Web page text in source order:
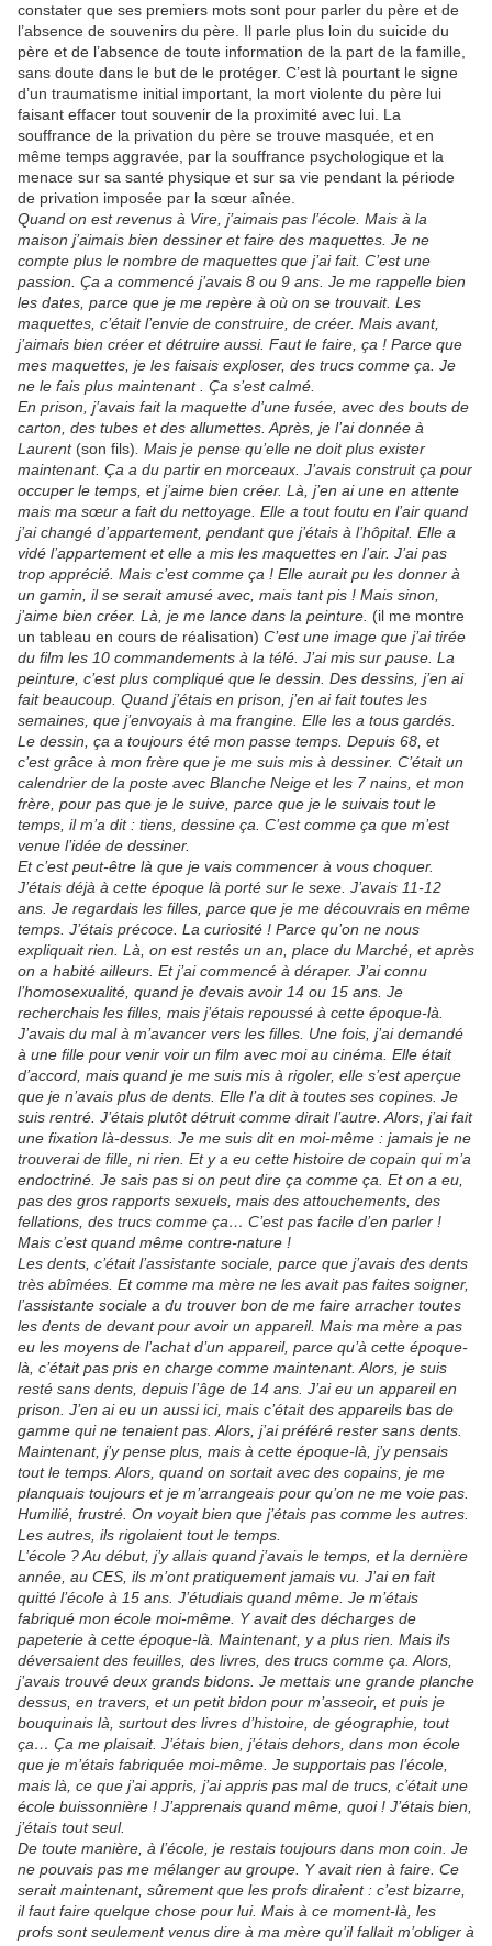
constater que ses premiers mots sont pour parler du père et de
l’absence de souvenirs du père. Il parle plus loin du suicide du
père et de l’absence de toute information de la part de la famille,
sans doute dans le but de le protéger. C’est là pourtant le signe
d’un traumatisme initial important, la mort violente du père lui
faisant effacer tout souvenir de la proximité avec lui. La
souffrance de la privation du père se trouve masquée, et en
même temps aggravée, par la souffrance psychologique et la
menace sur sa santé physique et sur sa vie pendant la période
de privation imposée par la sœur aînée.
Quand on est revenus à Vire, j’aimais pas l’école. Mais à la
maison j’aimais bien dessiner et faire des maquettes. Je ne
compte plus le nombre de maquettes que j’ai fait. C’est une
passion. Ça a commencé j’avais 8 ou 9 ans. Je me rappelle bien
les dates, parce que je me repère à où on se trouvait. Les
maquettes, c’était l’envie de construire, de créer. Mais avant,
j’aimais bien créer et détruire aussi. Faut le faire, ça ! Parce que
mes maquettes, je les faisais exploser, des trucs comme ça. Je
ne le fais plus maintenant . Ça s’est calmé.
En prison, j’avais fait la maquette d’une fusée, avec des bouts de
carton, des tubes et des allumettes. Après, je l’ai donnée à
Laurent (son fils) . Mais je pense qu’elle ne doit plus exister
maintenant. Ça a du partir en morceaux. J’avais construit ça pour
occuper le temps, et j’aime bien créer. Là, j’en ai une en attente
mais ma sœur a fait du nettoyage. Elle a tout foutu en l’air quand
j’ai changé d’appartement, pendant que j’étais à l’hôpital. Elle a
vidé l’appartement et elle a mis les maquettes en l’air. J’ai pas
trop apprécié. Mais c’est comme ça ! Elle aurait pu les donner à
un gamin, il se serait amusé avec, mais tant pis ! Mais sinon,
j’aime bien créer. Là, je me lance dans la peinture. (il me montre
un tableau en cours de réalisation) C’est une image que j’ai tirée
du film les 10 commandements à la télé. J’ai mis sur pause. La
peinture, c’est plus compliqué que le dessin. Des dessins, j’en ai
fait beaucoup. Quand j’étais en prison, j’en ai fait toutes les
semaines, que j’envoyais à ma frangine. Elle les a tous gardés.
Le dessin, ça a toujours été mon passe temps. Depuis 68, et
c’est grâce à mon frère que je me suis mis à dessiner. C’était un
calendrier de la poste avec Blanche Neige et les 7 nains, et mon
frère, pour pas que je le suive, parce que je le suivais tout le
temps, il m’a dit : tiens, dessine ça. C’est comme ça que m’est
venue l’idée de dessiner.
Et c’est peut-être là que je vais commencer à vous choquer.
J’étais déjà à cette époque là porté sur le sexe. J’avais 11-12
ans. Je regardais les filles, parce que je me découvrais en même
temps. J’étais précoce. La curiosité ! Parce qu’on ne nous
expliquait rien. Là, on est restés un an, place du Marché, et après
on a habité ailleurs. Et j’ai commencé à déraper. J’ai connu
l’homosexualité, quand je devais avoir 14 ou 15 ans. Je
recherchais les filles, mais j’étais repoussé à cette époque-là.
J’avais du mal à m’avancer vers les filles. Une fois, j’ai demandé
à une fille pour venir voir un film avec moi au cinéma. Elle était
d’accord, mais quand je me suis mis à rigoler, elle s’est aperçue
que je n’avais plus de dents. Elle l’a dit à toutes ses copines. Je
suis rentré. J’étais plutôt détruit comme dirait l’autre. Alors, j’ai fait
une fixation là-dessus. Je me suis dit en moi-même : jamais je ne
trouverai de fille, ni rien. Et y a eu cette histoire de copain qui m’a
endoctriné. Je sais pas si on peut dire ça comme ça. Et on a eu,
pas des gros rapports sexuels, mais des attouchements, des
fellations, des trucs comme ça… C’est pas facile d’en parler !
Mais c’est quand même contre-nature !
Les dents, c’était l’assistante sociale, parce que j’avais des dents
très abîmées. Et comme ma mère ne les avait pas faites soigner,
l’assistante sociale a du trouver bon de me faire arracher toutes
les dents de devant pour avoir un appareil. Mais ma mère a pas
eu les moyens de l’achat d’un appareil, parce qu’à cette époque-
là, c’était pas pris en charge comme maintenant. Alors, je suis
resté sans dents, depuis l’âge de 14 ans. J’ai eu un appareil en
prison. J’en ai eu un aussi ici, mais c’était des appareils bas de
gamme qui ne tenaient pas. Alors, j’ai préféré rester sans dents.
Maintenant, j’y pense plus, mais à cette époque-là, j’y pensais
tout le temps. Alors, quand on sortait avec des copains, je me
planquais toujours et je m’arrangeais pour qu’on ne me voie pas.
Humilié, frustré. On voyait bien que j’étais pas comme les autres.
Les autres, ils rigolaient tout le temps.
L’école ? Au début, j’y allais quand j’avais le temps, et la dernière
année, au CES, ils m’ont pratiquement jamais vu. J’ai en fait
quitté l’école à 15 ans. J’étudiais quand même. Je m’étais
fabriqué mon école moi-même. Y avait des décharges de
papeterie à cette époque-là. Maintenant, y a plus rien. Mais ils
déversaient des feuilles, des livres, des trucs comme ça. Alors,
j’avais trouvé deux grands bidons. Je mettais une grande planche
dessus, en travers, et un petit bidon pour m’asseoir, et puis je
bouquinais là, surtout des livres d’histoire, de géographie, tout
ça… Ça me plaisait. J’étais bien, j’étais dehors, dans mon école
que je m’étais fabriquée moi-même. Je supportais pas l’école,
mais là, ce que j’ai appris, j’ai appris pas mal de trucs, c’était une
école buissonnière ! J’apprenais quand même, quoi ! J’étais bien,
j’étais tout seul.
De toute manière, à l’école, je restais toujours dans mon coin. Je
ne pouvais pas me mélanger au groupe. Y avait rien à faire. Ce
serait maintenant, sûrement que les profs diraient : c’est bizarre,
il faut faire quelque chose pour lui. Mais à ce moment-là, les
profs sont seulement venus dire à ma mère qu’il fallait m’obliger à